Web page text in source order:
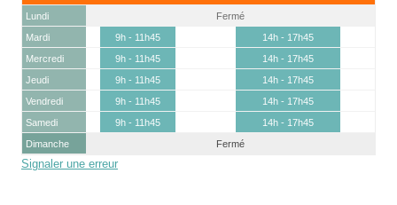
Lundi
Fermé
Mardi
9h - 11h45
14h - 17h45
Mercredi
9h - 11h45
14h - 17h45
Jeudi
9h - 11h45
14h - 17h45
Vendredi
9h - 11h45
14h - 17h45
Samedi
9h - 11h45
14h - 17h45
Dimanche
Fermé
Signaler une erreur